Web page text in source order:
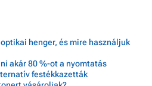
henger, és mire használjuk
akár 80 %-ot a nyomtatás
festékkazetták